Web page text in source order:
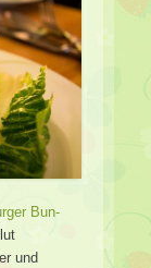
Bun-
und